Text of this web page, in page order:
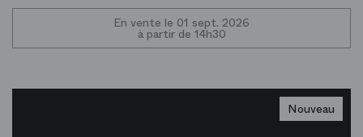
En vente le 01 sept. 2026
à partir de 14h30
Nouveau